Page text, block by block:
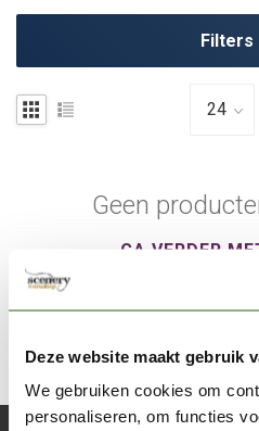
Deze website maakt gebruik
We gebruiken cookies om
personaliseren, om functies
Filters
Geen
GA VERDER